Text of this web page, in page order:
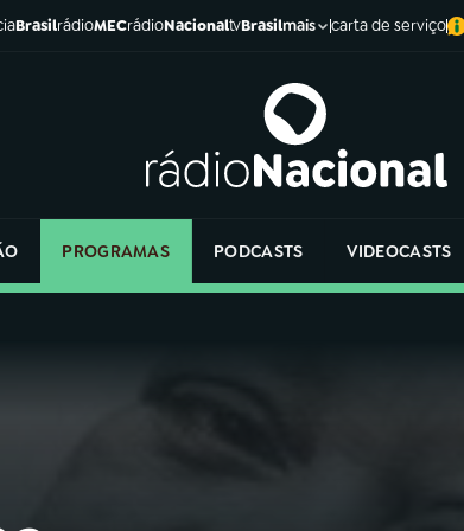
BrasilrádioMECrádioNacionaltvBrasilmais carta de serviço
PROGRAMAS PODCASTS VIDEOCASTS